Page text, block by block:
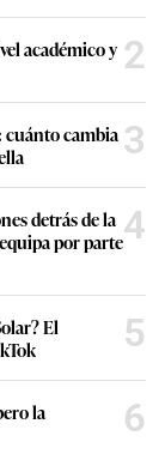
académico y 2
cuánto cambia 3
detrás de la
por parte4
El
5
la
6